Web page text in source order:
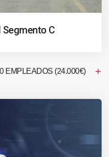
C
EMPLEADOS (24.000€)